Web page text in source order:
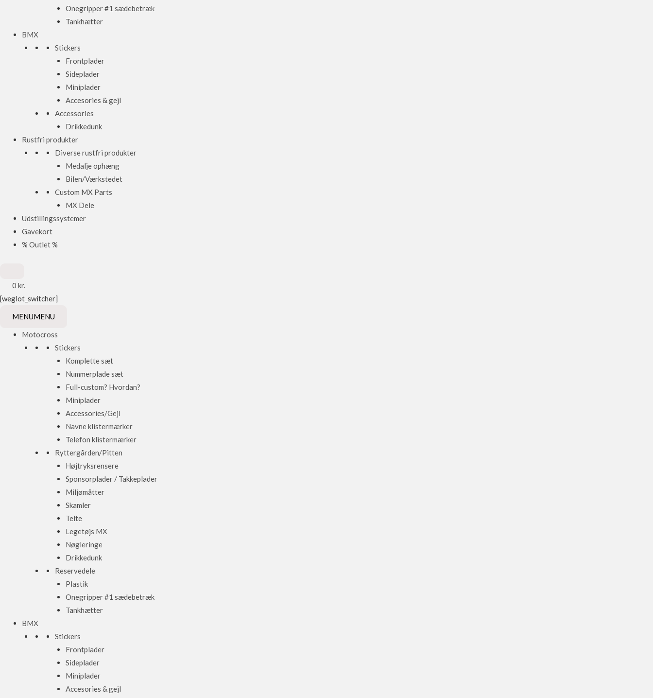
Onegripper #1 sædebetræk
Tankhætter
BMX
Stickers
Frontplader
Sideplader
Miniplader
Accesories & gejl
Accessories
Drikkedunk
Rustfri produkter
Diverse rustfri produkter
Medalje ophæng
Bilen/Værkstedet
Custom MX Parts
MX Dele
Udstillingssystemer
Gavekort
% Outlet %
0 kr.
[weglot_switcher]
MENUMENU
Motocross
Stickers
Komplette sæt
Nummerplade sæt
Full-custom? Hvordan?
Miniplader
Accessories/Gejl
Navne klistermærker
Telefon klistermærker
Ryttergården/Pitten
Højtryksrensere
Sponsorplader / Takkeplader
Miljømåtter
Skamler
Telte
Legetøjs MX
Nøgleringe
Drikkedunk
Reservedele
Plastik
Onegripper #1 sædebetræk
Tankhætter
BMX
Stickers
Frontplader
Sideplader
Miniplader
Accesories & gejl